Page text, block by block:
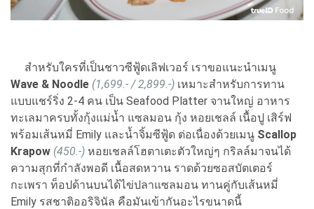
สำหรับใครที่เป็นชาวซีฟู้ดเลิฟเวอร์ เราขอแนะนำเมนู
Wave & Noodle (1,699.- / 2,899.-) เหมาะสำหรับการทาน
แบบแชร์ริ่ง 2-4 คน เป็น Seafood Platter จานใหญ่ อาหาร
ทะเลมาครบทั้งกุ้งแม่น้ำ แซลมอน กุ้ง หอยเชลล์ เนื้อปู เสิร์ฟ
พร้อมเส้นหมี่ Emily และน้ำจิ้มซีฟู้ด ต่อเนื่องด้วยเมนู Scallop
Krapow (450.-) หอยเชลล์โฮตาเตะตัวใหญ่ๆ กริลล์มาจนได้
ความสุกที่กำลังพอดี เนื้อสดหวาน ราดด้วยซอสบัตเตอร์
กะเพรา ท็อปด้านบนได้ไข่ปลาแซลมอน ทานคู่กับเส้นหมี่
Emily รสชาติออริจินัล คือมันเข้ากันอะไรขนาดนี้